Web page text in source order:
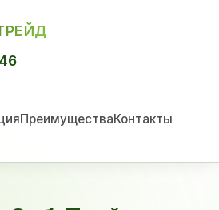
ПреимуществаКонтакты